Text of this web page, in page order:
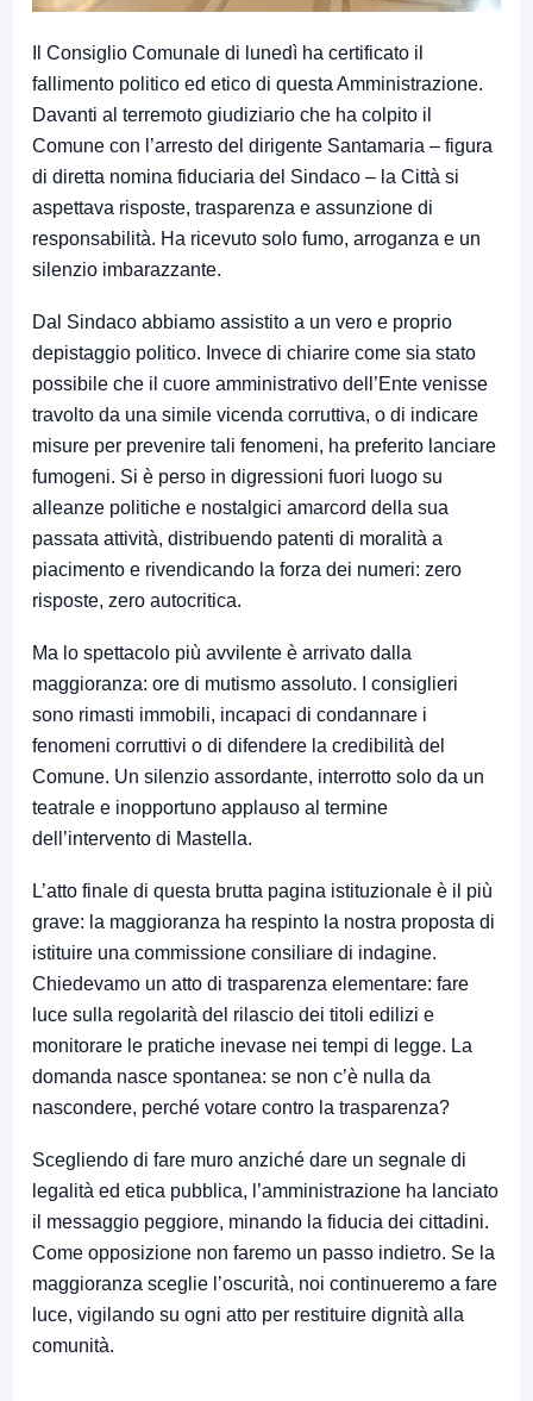
Il Consiglio Comunale di lunedì ha certificato il
fallimento politico ed etico di questa Amministrazione.
Davanti al terremoto giudiziario che ha colpito il
Comune con l’arresto del dirigente Santamaria – figura
di diretta nomina fiduciaria del Sindaco – la Città si
aspettava risposte, trasparenza e assunzione di
responsabilità. Ha ricevuto solo fumo, arroganza e un
silenzio imbarazzante.
Dal Sindaco abbiamo assistito a un vero e proprio
depistaggio politico. Invece di chiarire come sia stato
possibile che il cuore amministrativo dell’Ente venisse
travolto da una simile vicenda corruttiva, o di indicare
misure per prevenire tali fenomeni, ha preferito lanciare
fumogeni. Si è perso in digressioni fuori luogo su
alleanze politiche e nostalgici amarcord della sua
passata attività, distribuendo patenti di moralità a
piacimento e rivendicando la forza dei numeri: zero
risposte, zero autocritica.
Ma lo spettacolo più avvilente è arrivato dalla
maggioranza: ore di mutismo assoluto. I consiglieri
sono rimasti immobili, incapaci di condannare i
fenomeni corruttivi o di difendere la credibilità del
Comune. Un silenzio assordante, interrotto solo da un
teatrale e inopportuno applauso al termine
dell’intervento di Mastella.
L’atto finale di questa brutta pagina istituzionale è il più
grave: la maggioranza ha respinto la nostra proposta di
istituire una commissione consiliare di indagine.
Chiedevamo un atto di trasparenza elementare: fare
luce sulla regolarità del rilascio dei titoli edilizi e
monitorare le pratiche inevase nei tempi di legge. La
domanda nasce spontanea: se non c’è nulla da
nascondere, perché votare contro la trasparenza?
Scegliendo di fare muro anziché dare un segnale di
legalità ed etica pubblica, l’amministrazione ha lanciato
il messaggio peggiore, minando la fiducia dei cittadini.
Come opposizione non faremo un passo indietro. Se la
maggioranza sceglie l’oscurità, noi continueremo a fare
luce, vigilando su ogni atto per restituire dignità alla
comunità.